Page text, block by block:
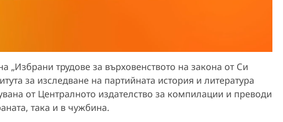
„Избрани трудове за върховенството на закона от Си
за изследване на партийната история и литература
от Централното издателство за компилации и преводи
така и в чужбина.